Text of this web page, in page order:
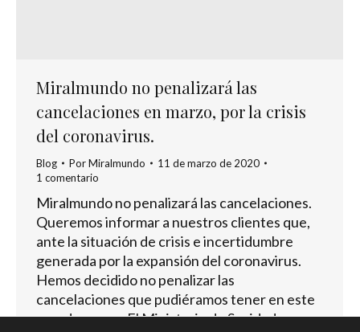
Miralmundo no penalizará las
cancelaciones en marzo, por la crisis
del coronavirus.
Blog PorMiralmundo
11 de marzo de 2020
1 comentario
Miralmundo no penalizará las cancelaciones.
Queremos informar a nuestros clientes que,
ante la situación de crisis e incertidumbre
generada por la expansión del coronavirus.
Hemos decidido no penalizar las
cancelaciones que pudiéramos tener en este
mes de marzo. El Ministerio de Sanidad, como